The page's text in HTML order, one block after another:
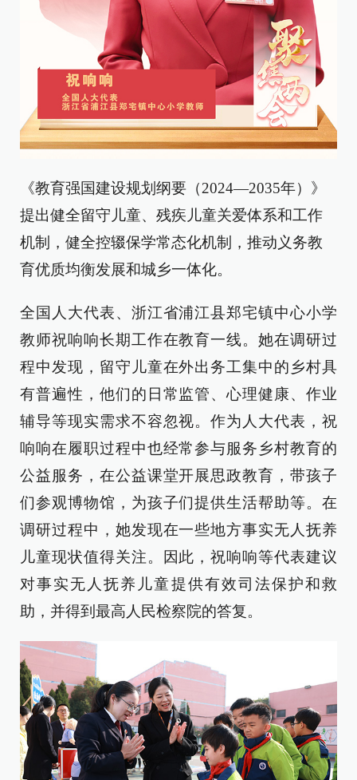
《教育强国建设规划纲要（2024—2035年）》
提出健全留守儿童、残疾儿童关爱体系和工作
机制，健全控辍保学常态化机制，推动义务教
育优质均衡发展和城乡一体化。
全国人大代表、浙江省浦江县郑宅镇中心小学
教师祝响响长期工作在教育一线。她在调研过
程中发现，留守儿童在外出务工集中的乡村具
有普遍性，他们的日常监管、心理健康、作业
辅导等现实需求不容忽视。作为人大代表，祝
响响在履职过程中也经常参与服务乡村教育的
公益服务，在公益课堂开展思政教育，带孩子
们参观博物馆，为孩子们提供生活帮助等。在
调研过程中，她发现在一些地方事实无人抚养
儿童现状值得关注。因此，祝响响等代表建议
对事实无人抚养儿童提供有效司法保护和救
助，并得到最高人民检察院的答复。